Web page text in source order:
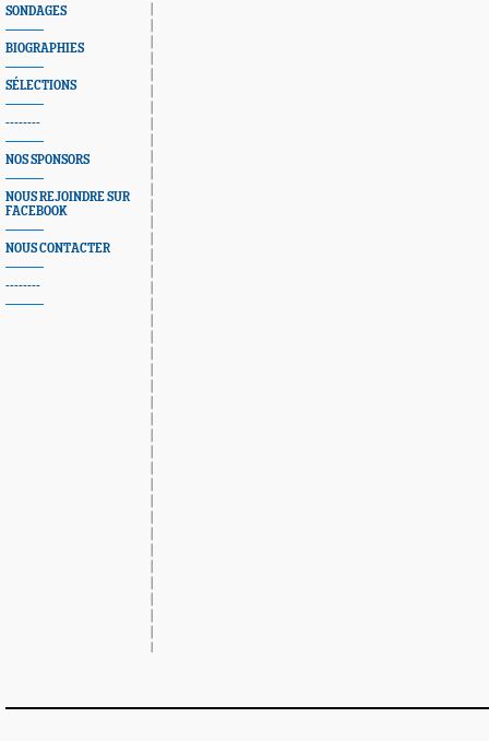
SONDAGES
BIOGRAPHIES
SÉLECTIONS
--------
NOS SPONSORS
NOUS REJOINDRE SUR
FACEBOOK
NOUS CONTACTER
--------